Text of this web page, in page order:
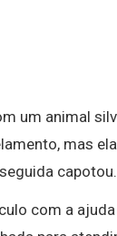
um animal
mas
capotou.
com a